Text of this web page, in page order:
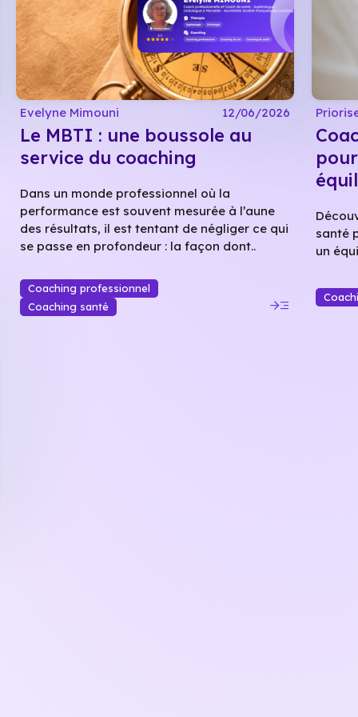
Evelyne Mimouni 12/06/2026
Le MBTI : une boussole au
service du coaching
Dans un monde professionnel où la
performance est souvent mesurée à l’aune
des résultats, il est tentant de négliger ce qui
se passe en profondeur : la façon dont..
Coaching professionnel
Coaching santé
read_more
santé
un